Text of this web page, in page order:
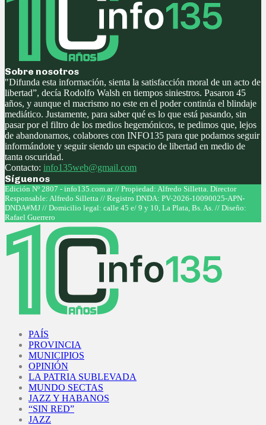
Sobre nosotros
"Difunda esta información, sienta la satisfacción moral de un acto de
libertad”, decía Rodolfo Walsh en tiempos siniestros. Pasaron 45
años, y aunque el macrismo no este en el poder continúa el blindaje
mediático. Justamente, para saber qué es lo que está pasando, sin
pasar por el filtro de los medios hegemónicos, te pedimos que, lejos
de abandonarnos, colabores con INFO135 para que podamos seguir
informándote y seguir siendo un espacio de libertad en medio de
tanta oscuridad.
Contacto: info135web@gmail.com
Síguenos
Facebook
Twitter
Instagram
Youtube
Edición Nº 2807 - info135.com.ar // Propiedad: Alfredo Silletta. Director
Responsable: Alfredo Silletta // Registro DNDA: PV-2026-10090025-APN-
DNDA#MJ // Domicilio legal: calle 45 e/ 9 y 10, La Plata, Bs. As. // Diseño:
Rafael Guerrero
PAÍS
PROVINCIA
MUNICIPIOS
OPINIÓN
LA PATRIA SUBLEVADA
MUNDO SECTAS
JAZZ Y HABANOS
“SIN RED”
JAZZ